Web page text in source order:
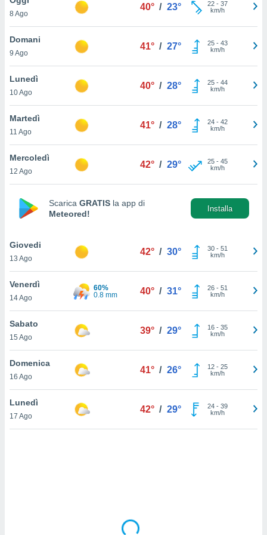
è
al sito
di
ci
di
il
un
la
nella
cookie
il tuo
in
a piè
del
8 Ago
40° / 23° 22- 37
km/h
Domani
9 Ago
41° / 27° 25- 43
km/h
Lunedì
10 Ago
40° / 28° 25- 44
km/h
Martedì
11 Ago
41° / 28° 24- 42
km/h
Mercoledì
12 Ago
42° / 29° 25- 45
km/h
Scarica GRATIS la app di
Meteored!
Installa
Giovedi
13 Ago
42° / 30° 30- 51
km/h
Venerdì
14 Ago
60%
0.8 mm
40° / 31° 26- 51
km/h
Sabato
15 Ago
39° / 29° 16- 35
km/h
Domenica
16 Ago
41° / 26° 12- 25
km/h
Lunedì
17 Ago
42° / 29° 24- 39
km/h